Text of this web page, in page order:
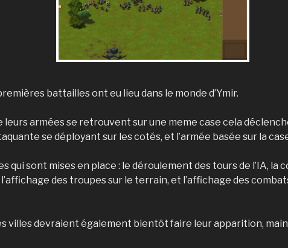
battailles ont eu lieu dans le monde d’Ymir.
leurs armées se retrouvent sur une meme case cela
se déployant sur les cotés, et l’armée basée sur la
qui sont mises en place : le déroulement des tours de l’IA, la
des troupes sur le terrain, et l’affichage des
villes devraient également bientôt faire leur apparition,